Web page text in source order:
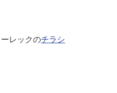
レックのチラシ